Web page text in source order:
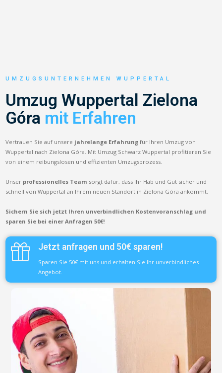
UMZUGSUNTERNEHMEN WUPPERTAL
Umzug Wuppertal Zielona
Góra mit Erfahren
Vertrauen Sie auf unsere jahrelange Erfahrung für Ihren Umzug von
Wuppertal nach Zielona Góra. Mit Umzug Schwarz Wuppertal profitieren Sie
von einem reibungslosen und effizienten Umzugsprozess.
Unser professionelles Team sorgt dafür, dass Ihr Hab und Gut sicher und
schnell von Wuppertal an Ihrem neuen Standort in Zielona Góra ankommt.
Sichern Sie sich jetzt Ihren unverbindlichen Kostenvoranschlag und
sparen Sie bei einer Anfragen 50€!
Jetzt anfragen und 50€ sparen!
Sparen Sie 50€ mit uns und erhalten Sie Ihr unverbindliches
Angebot.